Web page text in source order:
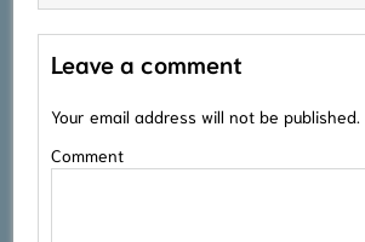
Leave a comment
Your email address will not be published.
Comment